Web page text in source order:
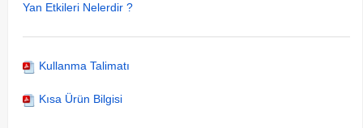
Yan Etkileri Nelerdir ?
Kullanma Talimatı
Kısa Ürün Bilgisi